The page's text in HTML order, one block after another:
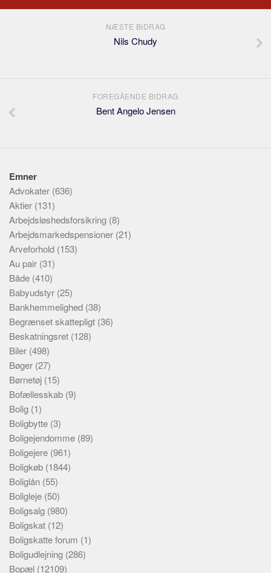
NÆSTE BIDRAG
Nils Chudy
FOREGÅENDE BIDRAG
Bent Angelo Jensen
Emner
Advokater (636)
Aktier (131)
Arbejdsløshedsforsikring (8)
Arbejdsmarkedspensioner (21)
Arveforhold (153)
Au pair (31)
Både (410)
Babyudstyr (25)
Bankhemmelighed (38)
Begrænset skattepligt (36)
Beskatningsret (128)
Biler (498)
Bøger (27)
Børnetøj (15)
Bofællesskab (9)
Bolig (1)
Boligbytte (3)
Boligejendomme (89)
Boligejere (961)
Boligkøb (1844)
Boliglån (55)
Boligleje (50)
Boligsalg (980)
Boligskat (12)
Boligskatte forum (1)
Boligudlejning (286)
Bopæl (12109)